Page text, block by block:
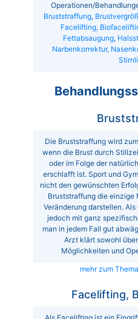
Operationen/
Bruststraffung,
Facelifting,
Fettabsaugung,
Narbenkorrektur,
Die Bruststraffung wird
wenn die Brust durch
oder im Folge der
erschlafft ist. Sport und
nicht den gewünschten
Bruststraffung die
Veränderung darstellen.
jedoch mit ganz
man in jedem Fall gut
Arzt klärt sowohl
Möglichkeiten und
mehr zum
Facelifting,